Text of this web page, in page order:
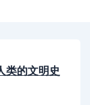
类的文明史